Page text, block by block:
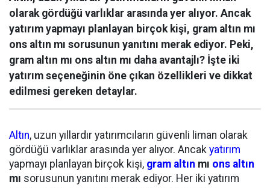
olarak gördüğü varlıklar arasında yer alıyor. Ancak
yatırım yapmayı planlayan birçok kişi, gram altın mı
ons altın mı sorusunun yanıtını merak ediyor. Peki,
gram altın mı ons altın mı daha avantajlı? İşte iki
yatırım seçeneğinin öne çıkan özellikleri ve dikkat
edilmesi gereken detaylar.
Altın, uzun yıllardır yatırımcıların güvenli liman olarak
gördüğü varlıklar arasında yer alıyor. Ancak yatırım
yapmayı planlayan birçok kişi, gram altın mı ons altın
mı sorusunun yanıtını merak ediyor. Her iki yatırım